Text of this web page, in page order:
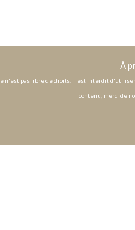
À
n'est pas libre de droits. Il est interdit
contenu, merci de